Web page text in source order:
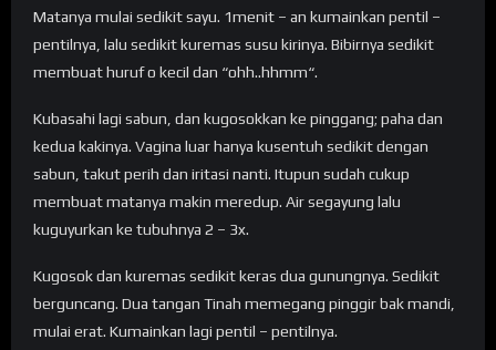
Matanya mulai sedikit sayu. 1menit – an kumainkan pentil –
pentilnya, lalu sedikit kuremas susu kirinya. Bibirnya sedikit
membuat huruf o kecil dan “ohh..hhmm“.
Kubasahi lagi sabun, dan kugosokkan ke pinggang; paha dan
kedua kakinya. Vagina luar hanya kusentuh sedikit dengan
sabun, takut perih dan iritasi nanti. Itupun sudah cukup
membuat matanya makin meredup. Air segayung lalu
kuguyurkan ke tubuhnya 2 – 3x.
Kugosok dan kuremas sedikit keras dua gunungnya. Sedikit
berguncang. Dua tangan Tinah memegang pinggir bak mandi,
mulai erat. Kumainkan lagi pentil – pentilnya.